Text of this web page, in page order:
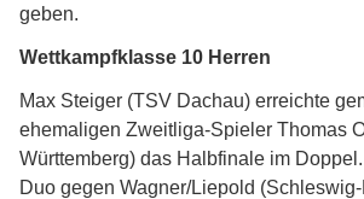
geben.
Wettkampfklasse 10 Herren
Max Steiger (TSV Dachau) erreichte
ehemaligen Zweitliga-Spieler Thomas
Württemberg) das Halbfinale im
Duo gegen Wagner/Liepold